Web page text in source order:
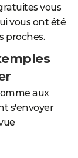
vous
vous ont été
proches.
aux
s'envoyer